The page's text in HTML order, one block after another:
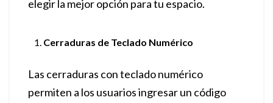
elegir la mejor opción para tu espacio.
Cerraduras de Teclado Numérico
Las cerraduras con teclado numérico
permiten a los usuarios ingresar un código